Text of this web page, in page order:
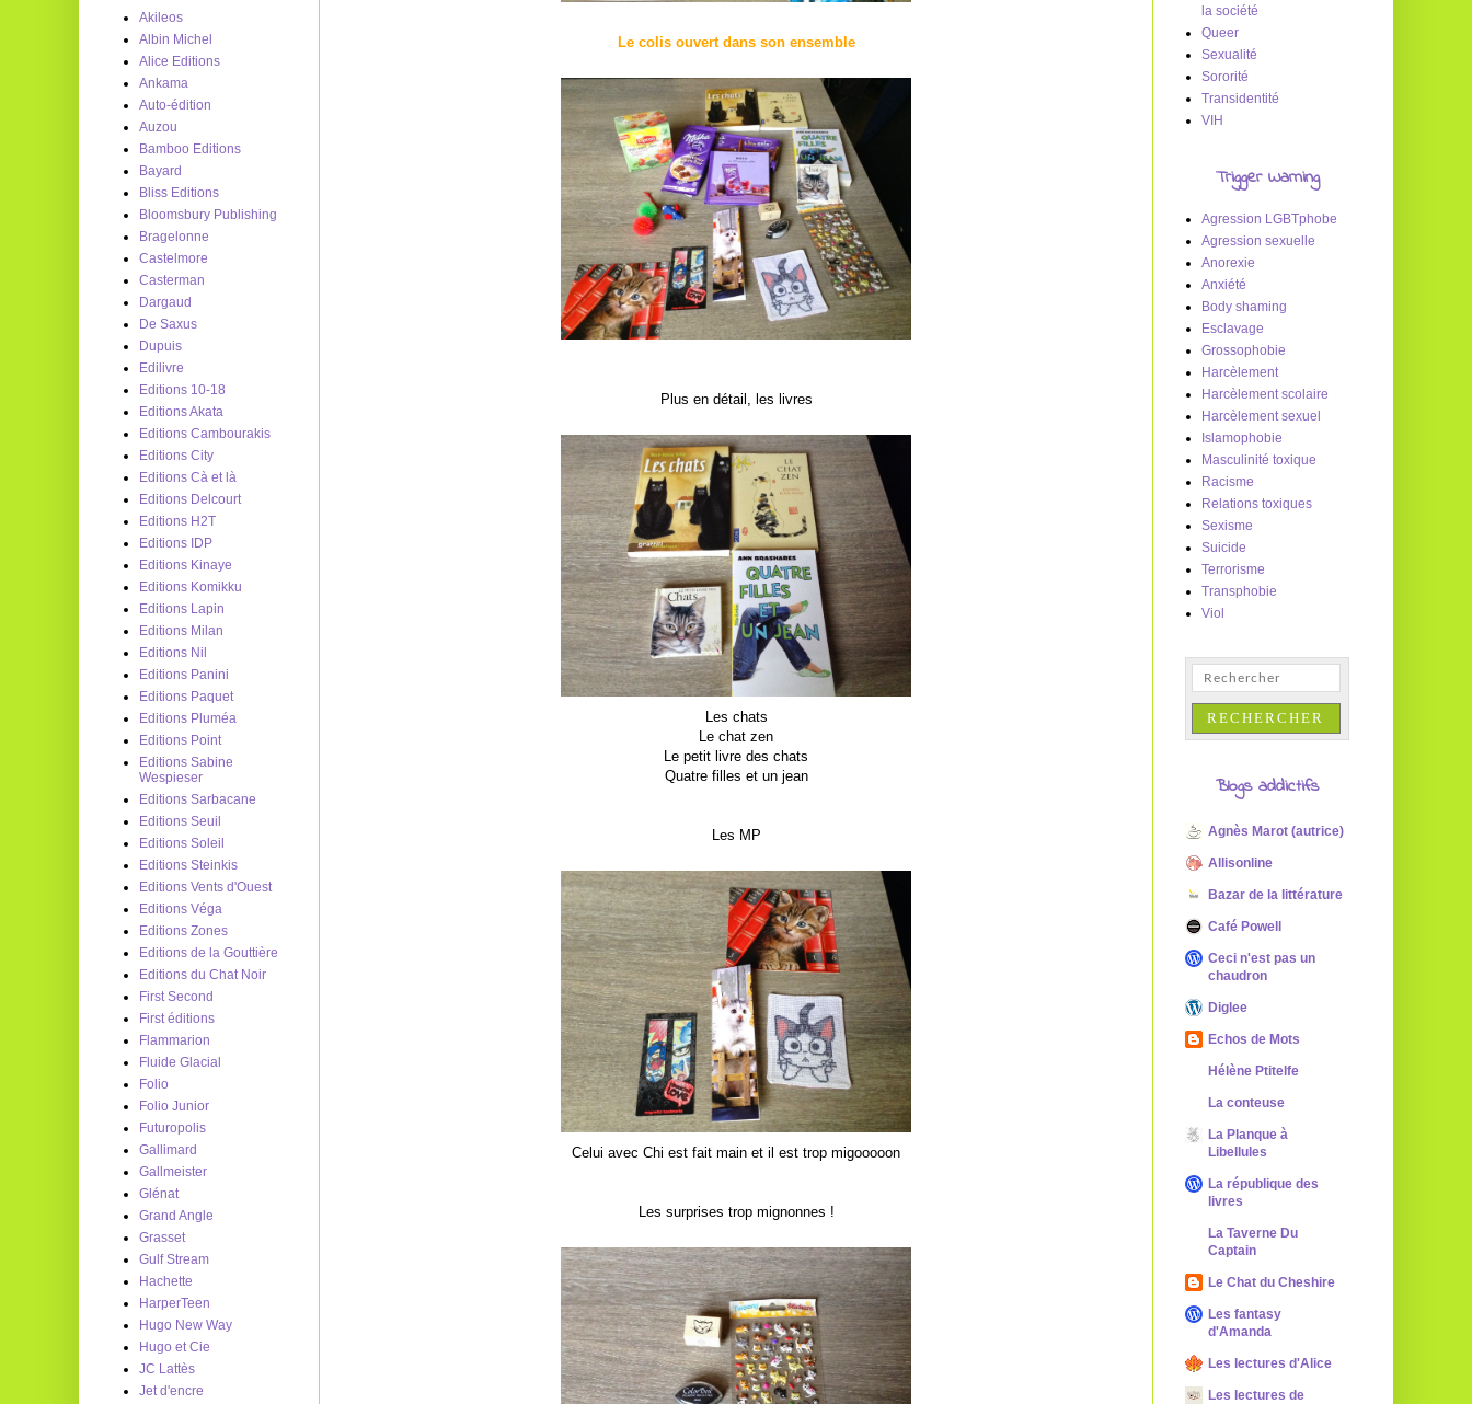
Le colis ouvert dans son ensemble
Plus en détail, les livres
Les chats
Le chat zen
Le petit livre des chats
Quatre filles et un jean
Les MP
Celui avec Chi est fait main et il est trop migooooon
Les surprises trop mignonnes !
Akileos
Albin Michel
Alice Editions
Ankama
Auto-édition
Auzou
Bamboo Editions
Bayard
Bliss Editions
Bloomsbury Publishing
Bragelonne
Castelmore
Casterman
Dargaud
De Saxus
Dupuis
Edilivre
Editions 10-18
Editions Akata
Editions Cambourakis
Editions City
Editions Cà et là
Editions Delcourt
Editions H2T
Editions IDP
Editions Kinaye
Editions Komikku
Editions Lapin
Editions Milan
Editions Nil
Editions Panini
Editions Paquet
Editions Pluméa
Editions Point
Editions Sabine
Wespieser
Editions Sarbacane
Editions Seuil
Editions Soleil
Editions Steinkis
Editions Vents d'Ouest
Editions Véga
Editions Zones
Editions de la Gouttière
Editions du Chat Noir
First Second
First éditions
Flammarion
Fluide Glacial
Folio
Folio Junior
Futuropolis
Gallimard
Gallmeister
Glénat
Grand Angle
Grasset
Gulf Stream
Hachette
HarperTeen
Hugo New Way
Hugo et Cie
JC Lattès
Jet d'encre
la société
Queer
Sexualité
Sororité
Transidentité
VIH
Trigger Warning
Agression LGBTphobe
Agression sexuelle
Anorexie
Anxiété
Body shaming
Esclavage
Grossophobie
Harcèlement
Harcèlement scolaire
Harcèlement sexuel
Islamophobie
Masculinité toxique
Racisme
Relations toxiques
Sexisme
Suicide
Terrorisme
Transphobie
Viol
Blogs addictifs
Agnès Marot (autrice)
Allisonline
Bazar de la littérature
Café Powell
Ceci n'est pas un
chaudron
Diglee
Echos de Mots
Hélène Ptitelfe
La conteuse
La Planque à
Libellules
La république des
livres
La Taverne Du
Captain
Le Chat du Cheshire
Les fantasy
d'Amanda
Les lectures d'Alice
Les lectures de